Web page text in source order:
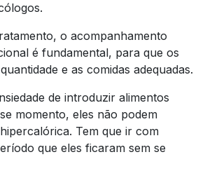
o acompanhamento
é fundamental, para que os
e as comidas adequadas.
de introduzir alimentos
momento, eles não podem
Tem que ir com
que eles ficaram sem se